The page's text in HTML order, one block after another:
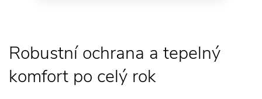
Robustní ochrana a tepelný
komfort po celý rok